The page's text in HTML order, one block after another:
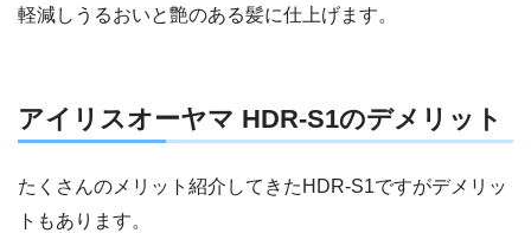
軽減しうるおいと艶のある髪に仕上げます。
アイリスオーヤマ HDR-S1のデメリット
たくさんのメリット紹介してきたHDR-S1ですがデメリッ
トもあります。